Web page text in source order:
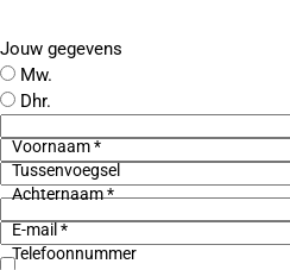
Jouw gegevens
Mw.
Dhr.
Voornaam *
Tussenvoegsel
Achternaam *
E-mail *
Telefoonnummer